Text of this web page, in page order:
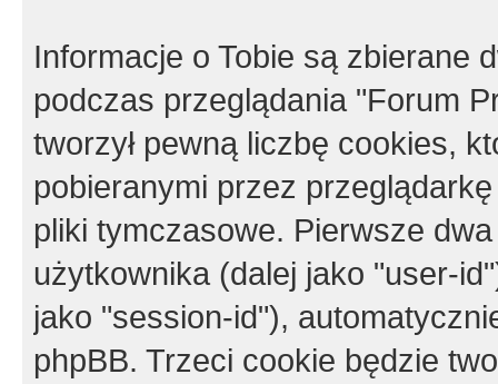
Informacje o Tobie są zbierane
podczas przeglądania "Forum
tworzył pewną liczbę cookies,
pobieranymi przez
pliki tymczasowe. Pierwsze
użytkownika (dalej jako "user-
jako "session-id"),
phpBB. Trzeci cookie będzie